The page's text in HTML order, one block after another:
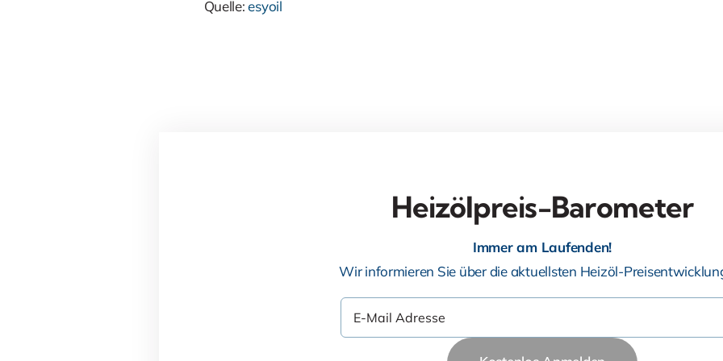
Quelle:esyoil
Heizölpreis-Barometer
Immer am Laufenden!
Wir informieren Sie über die aktuellsten Heizöl-